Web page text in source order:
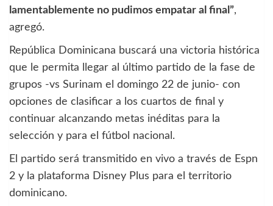
lamentablemente no pudimos empatar al final”,
agregó.
República Dominicana buscará una victoria histórica
que le permita llegar al último partido de la fase de
grupos -vs Surinam el domingo 22 de junio- con
opciones de clasificar a los cuartos de final y
continuar alcanzando metas inéditas para la
selección y para el fútbol nacional.
El partido será transmitido en vivo a través de Espn
2 y la plataforma Disney Plus para el territorio
dominicano.